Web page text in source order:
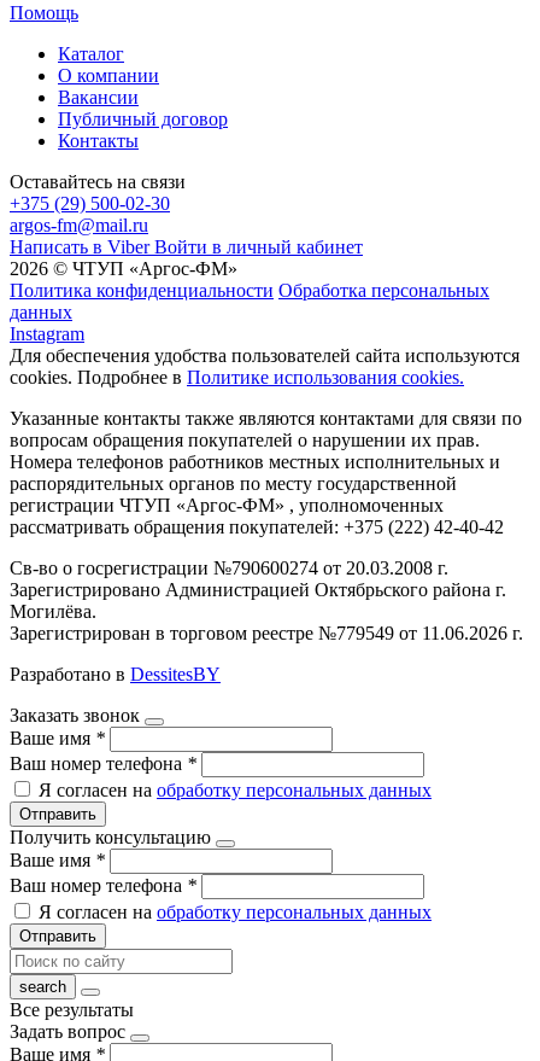
Помощь
Каталог
О компании
Вакансии
Публичный договор
Контакты
Оставайтесь на связи
+375 (29) 500-02-30
argos-fm@mail.ru
Написать в Viber Войти в личный кабинет
2026 © ЧТУП «Аргос-ФМ»
Политика конфиденциальности Обработка персональных
данных
Instagram
Для обеспечения удобства пользователей сайта используются
cookies. Подробнее в Политике использования cookies.
Указанные контакты также являются контактами для связи по
вопросам обращения покупателей о нарушении их прав.
Номера телефонов работников местных исполнительных и
распорядительных органов по месту государственной
регистрации ЧТУП «Аргос-ФМ» , уполномоченных
рассматривать обращения покупателей: +375 (222) 42-40-42
Св-во о госрегистрации №790600274 от 20.03.2008 г.
Зарегистрировано Администрацией Октябрьского района г.
Могилёва.
Зарегистрирован в торговом реестре №779549 от 11.06.2026 г.
Разработано в DessitesBY
Заказать звонок
Ваше имя *
Ваш номер телефона *
Я согласен на обработку персональных данных
Отправить
Получить консультацию
Ваше имя *
Ваш номер телефона *
Я согласен на обработку персональных данных
Отправить
Все результаты
Задать вопрос
Ваше имя *